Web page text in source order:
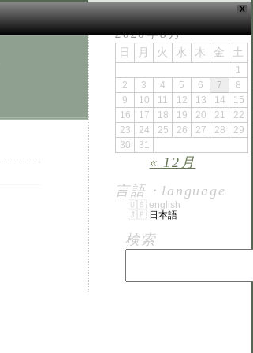
X
2026年8月
日 月 火 水 木 金 土
1
2
3 4 5 6 7
8
9
10 11 12 13 14
15
16
17 18 19 20 21
22
23
24 25 26 27 28
29
30
31
« 12月
言語・language
english
日本語
検索